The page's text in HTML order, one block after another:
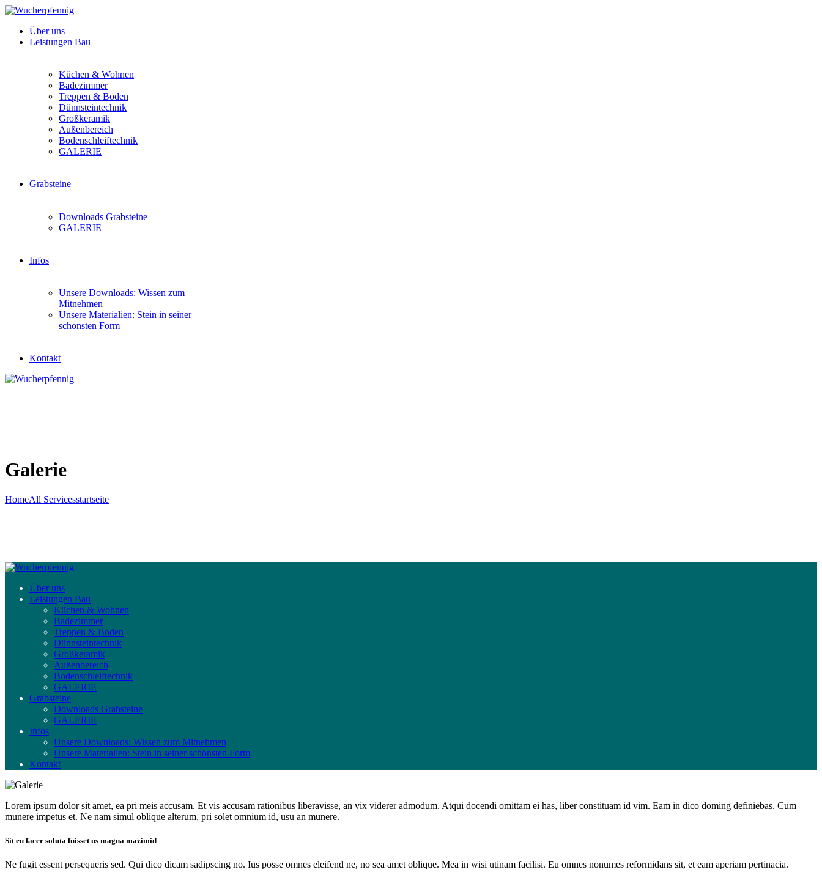
Über uns
Leistungen Bau
Küchen & Wohnen
Badezimmer
Treppen & Böden
Dünnsteintechnik
Großkeramik
Außenbereich
Bodenschleiftechnik
GALERIE
Grabsteine
Downloads Grabsteine
GALERIE
Infos
Unsere Downloads: Wissen zum
Mitnehmen
Unsere Materialien: Stein in seiner
schönsten Form
Kontakt
Galerie
HomeAll Servicesstartseite
Über uns
Leistungen Bau
Küchen & Wohnen
Badezimmer
Treppen & Böden
Dünnsteintechnik
Großkeramik
Außenbereich
Bodenschleiftechnik
GALERIE
Grabsteine
Downloads Grabsteine
GALERIE
Infos
Unsere Downloads: Wissen zum Mitnehmen
Unsere Materialien: Stein in seiner schönsten Form
Kontakt
Lorem ipsum dolor sit amet, ea pri meis accusam. Et vis accusam rationibus liberavisse, an vix viderer admodum. Atqui docendi omittam ei has, liber constituam id vim. Eam in dico doming definiebas. Cum
munere impetus et. Ne nam simul oblique alterum, pri solet omnium id, usu an munere.
Sit eu facer soluta fuisset us magna mazimid
Ne fugit essent persequeris sed. Qui dico dicam sadipscing no. Ius posse omnes eleifend ne, no sea amet oblique. Mea in wisi utinam facilisi. Eu omnes nonumes reformidans sit, et eam aperiam pertinacia.